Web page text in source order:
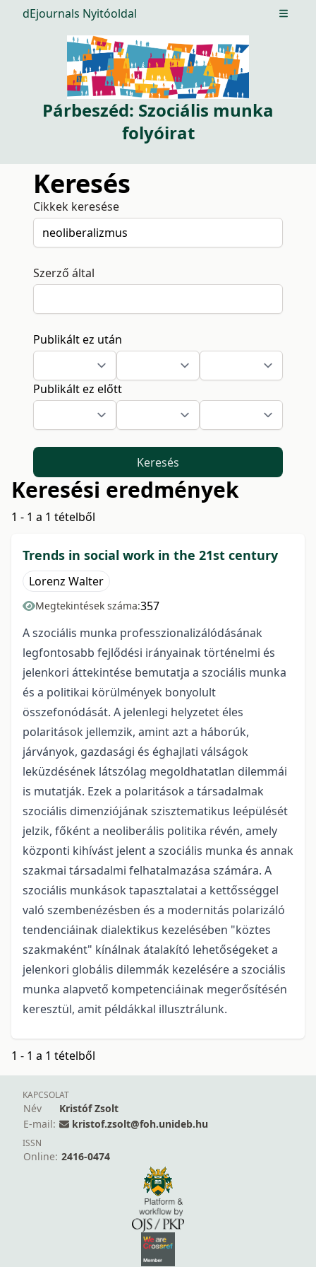
dEjournals Nyitóoldal Open
Párbeszéd: Szociális munka
folyóirat
Keresés
Cikkek keresése
Szerző által
Publikált ez után
Publikált ez előtt
Keresés
Keresési eredmények
1 - 1 a 1 tételből
Trends in social work in the 21st century
Lorenz Walter
Megtekintések száma:357
A szociális munka professzionalizálódásának
legfontosabb fejlődési irányainak történelmi és
jelenkori áttekintése bemutatja a szociális munka
és a politikai körülmények bonyolult
összefonódását. A jelenlegi helyzetet éles
polaritások jellemzik, amint azt a háborúk,
járványok, gazdasági és éghajlati válságok
leküzdésének látszólag megoldhatatlan dilemmái
is mutatják. Ezek a polaritások a társadalmak
szociális dimenziójának szisztematikus leépülését
jelzik, főként a neoliberális politika révén, amely
központi kihívást jelent a szociális munka és annak
szakmai társadalmi felhatalmazása számára. A
szociális munkások tapasztalatai a kettősséggel
való szembenézésben és a modernitás polarizáló
tendenciáinak dialektikus kezelésében "köztes
szakmaként" kínálnak átalakító lehetőségeket a
jelenkori globális dilemmák kezelésére a szociális
munka alapvető kompetenciáinak megerősítésén
keresztül, amit példákkal illusztrálunk.
1 - 1 a 1 tételből
KAPCSOLAT
Név
Kristóf Zsolt
E-mail:
kristof.zsolt@foh.unideb.hu
ISSN
Online: 2416-0474